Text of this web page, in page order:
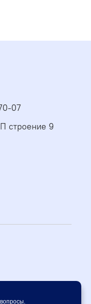
07
строение 9